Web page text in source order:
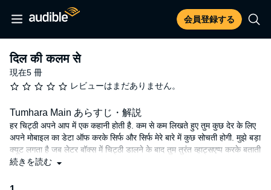
会員登録する
दिल की कलम से
現在5 冊
レビューはまだありません。
Tumhara Main あらすじ・解説
हर चिट्ठी अपने आप में एक कहानी होती है. कम से कम लिखते हुए तुम कुछ देर के लिए
अपने मोबाइल का डेटा ऑफ करके सिर्फ और सिर्फ मेरे बारे में कुछ सोचती होगी. मुझे बड़ा
क्यूट लगता है जब लेटर बॉक्स में चिट्ठी डालने के बाद तुम तुरंत व्हाट्सएप्प करके बताती
हो कि चिट्ठी पोस्ट कर दी है और शाम को ऑफिस के बाद मैं तुमको लेने आ जाऊँ. एक ही
बना लिया है. जिसकी टूटी हुई, रंग छोड़ चुकी बेंच पर तुमसे मिलकर इस दुनिया का कुछ
続きを読む